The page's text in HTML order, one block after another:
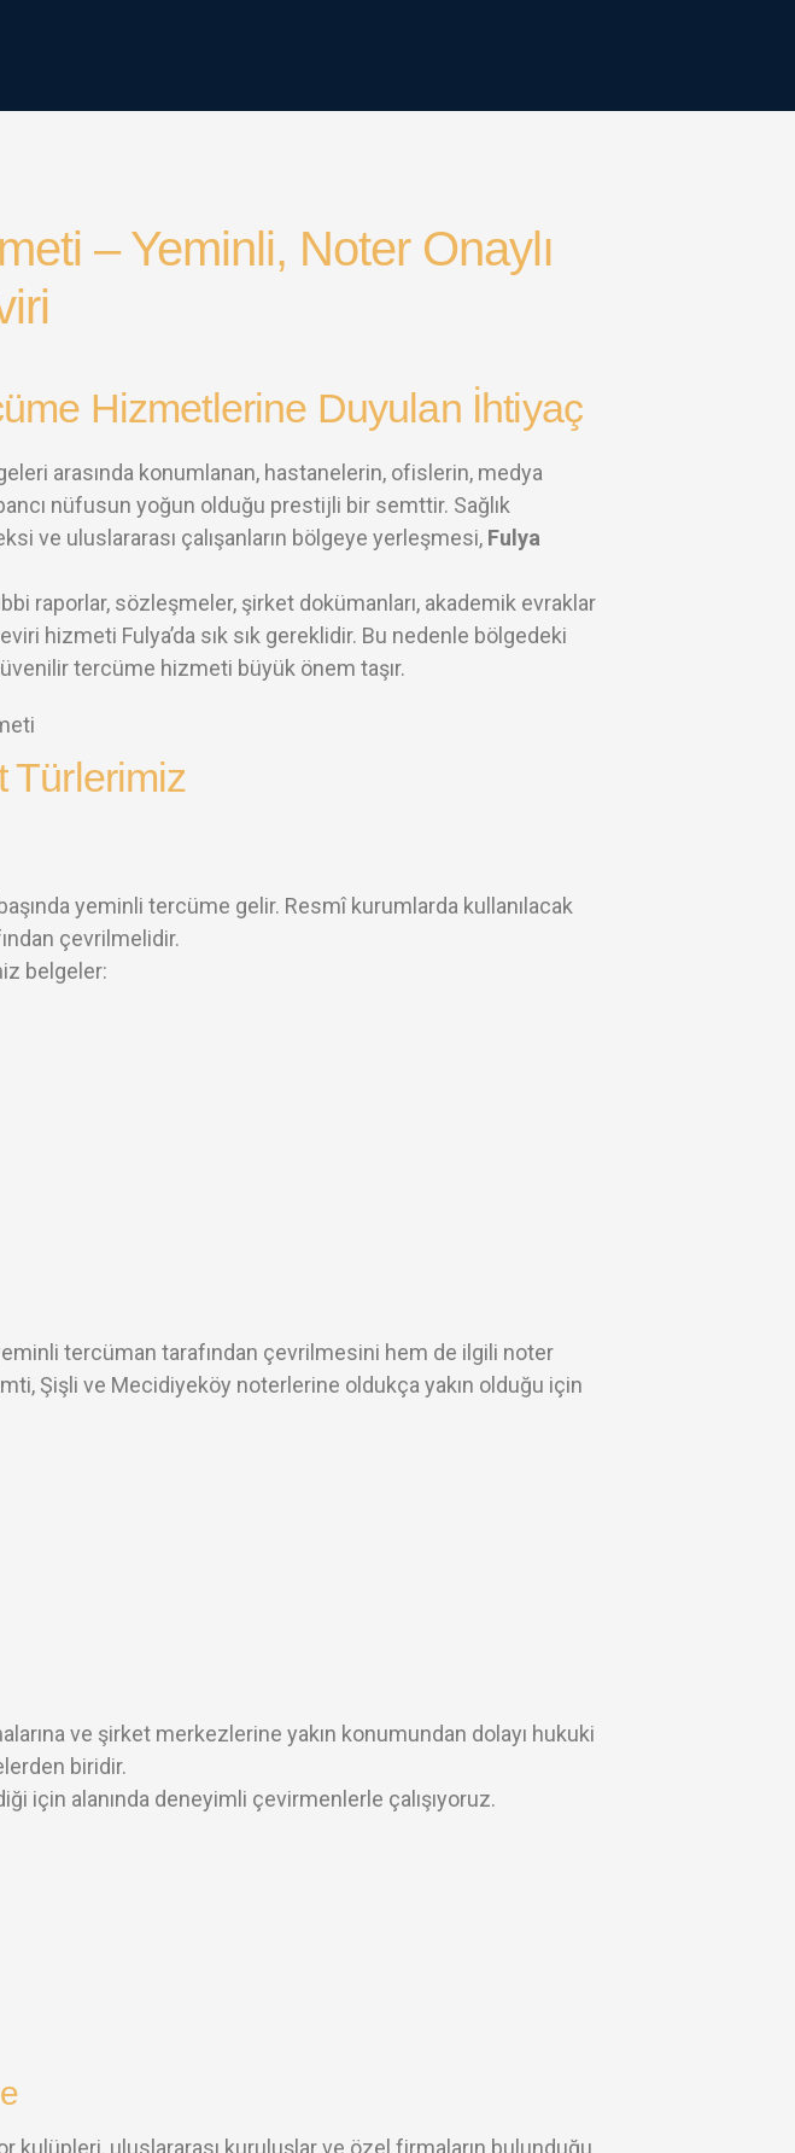
– Yeminli, Noter Onaylı
Hizmetlerine Duyulan İhtiyaç
arasında konumlanan, hastanelerin, ofislerin, medya
nüfusun yoğun olduğu prestijli bir semttir. Sağlık
ve uluslararası çalışanların bölgeye yerleşmesi, Fulya
raporlar, sözleşmeler, şirket dokümanları, akademik evraklar
hizmeti Fulya’da sık sık gereklidir. Bu nedenle bölgedeki
tercüme hizmeti büyük önem taşır.
Türlerimiz
yeminli tercüme gelir. Resmî kurumlarda kullanılacak
çevrilmelidir.
belgeler:
tercüman tarafından çevrilmesini hem de ilgili noter
Şişli ve Mecidiyeköy noterlerine oldukça yakın olduğu için
ve şirket merkezlerine yakın konumundan dolayı hukuki
biridir.
için alanında deneyimli çevirmenlerle çalışıyoruz.
kulüpleri, uluslararası kuruluşlar ve özel firmaların bulunduğu